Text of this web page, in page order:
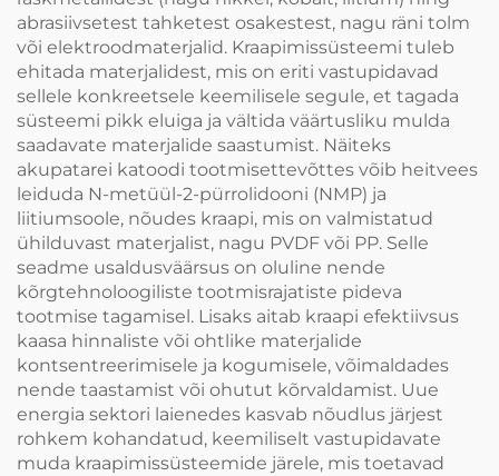
abrasiivsetest tahketest osakestest, nagu räni tolm
või elektroodmaterjalid. Kraapimissüsteemi tuleb
ehitada materjalidest, mis on eriti vastupidavad
sellele konkreetsele keemilisele segule, et tagada
süsteemi pikk eluiga ja vältida väärtusliku mulda
saadavate materjalide saastumist. Näiteks
akupatarei katoodi tootmisettevõttes võib heitvees
leiduda N-metüül-2-pürrolidooni (NMP) ja
liitiumsoole, nõudes kraapi, mis on valmistatud
ühilduvast materjalist, nagu PVDF või PP. Selle
seadme usaldusväärsus on oluline nende
kõrgtehnoloogiliste tootmisrajatiste pideva
tootmise tagamisel. Lisaks aitab kraapi efektiivsus
kaasa hinnaliste või ohtlike materjalide
kontsentreerimisele ja kogumisele, võimaldades
nende taastamist või ohutut kõrvaldamist. Uue
energia sektori laienedes kasvab nõudlus järjest
rohkem kohandatud, keemiliselt vastupidavate
muda kraapimissüsteemide järele, mis toetavad